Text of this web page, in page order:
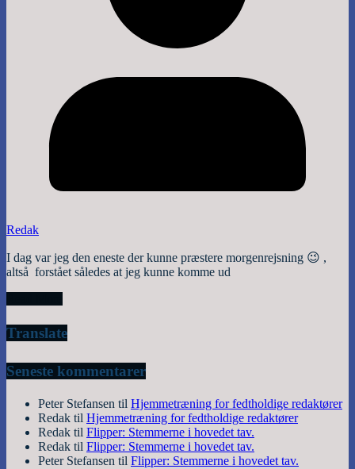
Redak
I dag var jeg den eneste der kunne præstere morgenrejsning 😉 ,
altså forstået således at jeg kunne komme ud
Translate
Seneste kommentarer
Peter Stefansen til Hjemmetræning for fedtholdige redaktører
Redak til Hjemmetræning for fedtholdige redaktører
Redak til Flipper: Stemmerne i hovedet tav.
Redak til Flipper: Stemmerne i hovedet tav.
Peter Stefansen til Flipper: Stemmerne i hovedet tav.